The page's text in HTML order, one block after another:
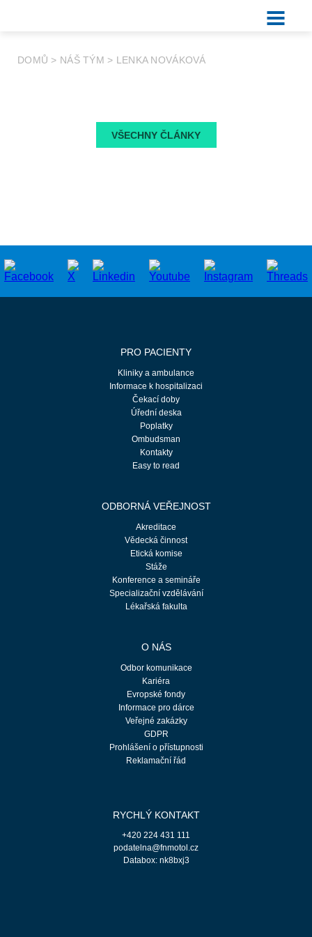
DOMŮ > NÁŠ TÝM > LENKA NOVÁKOVÁ
VŠECHNY ČLÁNKY
PRO PACIENTY
Kliniky a ambulance
Informace k hospitalizaci
Čekací doby
Úřední deska
Poplatky
Ombudsman
Kontakty
Easy to read
ODBORNÁ VEŘEJNOST
Akreditace
Vědecká činnost
Etická komise
Stáže
Konference a semináře
Specializační vzdělávání
Lékařská fakulta
O NÁS
Odbor komunikace
Kariéra
Evropské fondy
Informace pro dárce
Veřejné zakázky
GDPR
Prohlášení o přístupnosti
Reklamační řád
RYCHLÝ KONTAKT
+420 224 431 111
podatelna@fnmotol.cz
Databox: nk8bxj3